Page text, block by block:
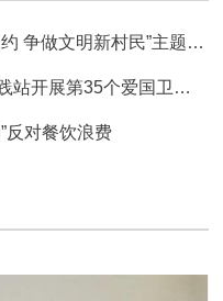
文明新村民”主题宣传活动
个爱国卫生月主题系列活动
反对餐饮浪费